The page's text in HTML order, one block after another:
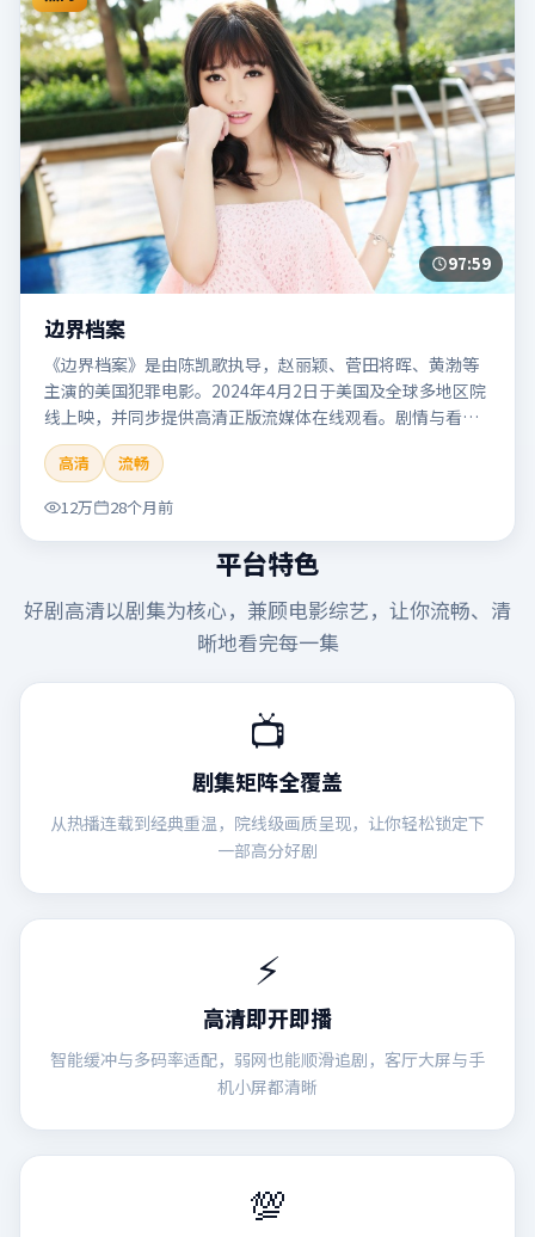
97:59
边界档案
《边界档案》是由陈凯歌执导，赵丽颖、菅田将晖、黄渤等
主演的美国犯罪电影。2024年4月2日于美国及全球多地区院
线上映，并同步提供高清正版流媒体在线观看。剧情与看
点：聚焦案件与人性灰色地带，张力十足，兼具社会观察与
戏剧冲突。本片适合检索「边界档案」「陈凯歌」「犯罪」
「美国」「2024」「2024-04-02上映」等关键词的影迷阅读
简介与主创信息。
高清
流畅
12万
28个月前
平台特色
好剧高清以剧集为核心，兼顾电影综艺，让你流畅、清
晰地看完每一集
📺
剧集矩阵全覆盖
从热播连载到经典重温，院线级画质呈现，让你轻松锁定下
一部高分好剧
⚡
高清即开即播
智能缓冲与多码率适配，弱网也能顺滑追剧，客厅大屏与手
机小屏都清晰
💯